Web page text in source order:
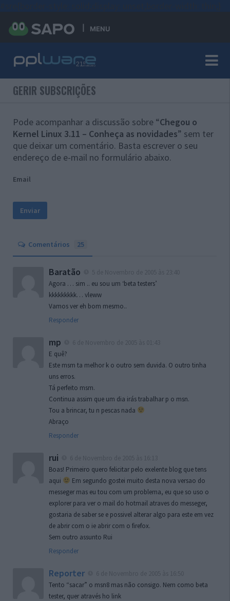
MENU
GERIR SUBSCRIÇÕES
Pode acompanhar a discussão sobre “Chegou o
Kernel Linux 3.11 – Conheça as novidades” sem ter
que deixar um comentário. Basta escrever o seu
endereço de e-mail no formulário abaixo.
Email
Comentários 25
Baratão
Agora … sim .. eu sou um ‘beta testers’
kkkkkkkkk… vleww
Vamos ver eh bom mesmo..
Responder
mp
E quê?
Este msm ta melhor k o outro sem duvida. O outro tinha
uns erros.
Tá perfeito msm.
Continua assim que um dia irás trabalhar p o msn.
Tou a brincar, tu n pescas nada
Abraço
Responder
rui
Boas! Primeiro quero felicitar pelo exelente blog que tens
aqui
Em segundo gostei muito desta nova versao do
messeger mas eu tou com um problema, eu que so uso o
explorer para ver o mail do hotmail atraves do messeger,
gostaria de saber se e possivel alterar algo para este em vez
de abrir com o ie abrir com o firefox.
Sem outro assunto Rui
Responder
Reporter
Tento “sacar” o msn8 mas não consigo. Nem como beta
tester, quer através ho link